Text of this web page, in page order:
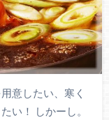
意したい、寒く
い！ しかーし。